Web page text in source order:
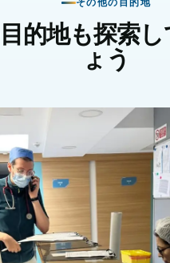
的地も探索
ょう